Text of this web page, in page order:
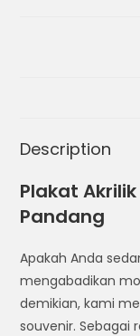
Description
Plakat
Pandang
Apakah Anda
mengabadikan
demikian, kami
souvenir. Sebagai